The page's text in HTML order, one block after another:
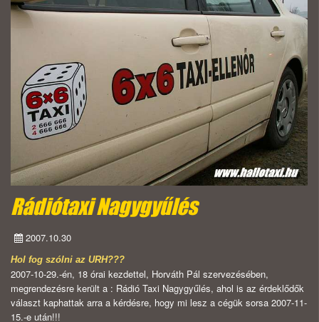
Rádiótaxi Nagygyűlés
2007.10.30
Hol fog szólni az URH???
2007-10-29.-én, 18 órai kezdettel, Horváth Pál szervezésében,
megrendezésre került a : Rádió Taxi Nagygyűlés, ahol is az érdeklődők
választ kaphattak arra a kérdésre, hogy mi lesz a cégük sorsa 2007-11-
15.-e után!!!